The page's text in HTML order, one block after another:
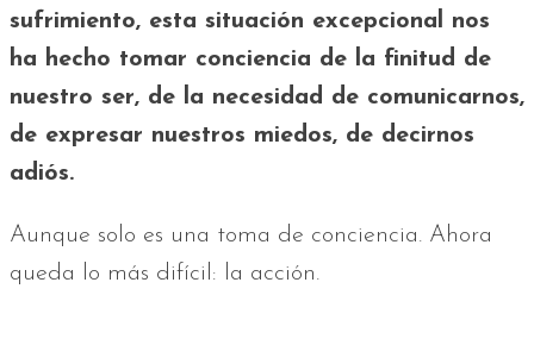
sufrimiento, esta situación excepcional nos
ha hecho tomar conciencia de la finitud de
nuestro ser, de la necesidad de comunicarnos,
de expresar nuestros miedos, de decirnos
adiós.
Aunque solo es una toma de conciencia. Ahora
queda lo más difícil: la acción.